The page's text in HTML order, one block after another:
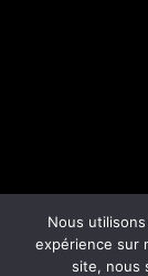
Nous
expérience sur
site, nous